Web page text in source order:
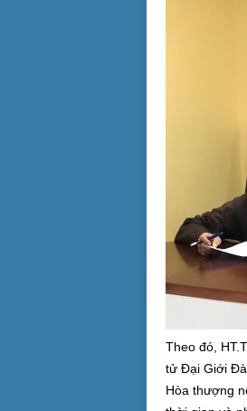
Theo đó,
tử Đại Giới
Hòa thượng